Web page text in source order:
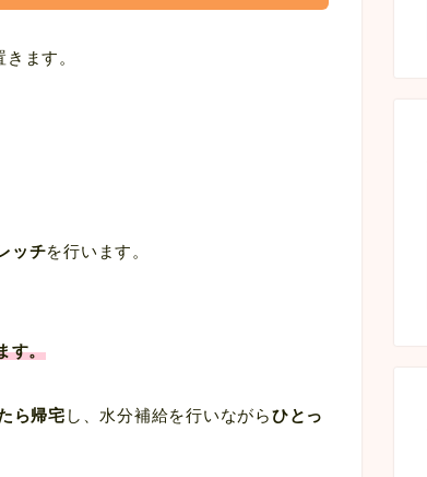
ます。
ッチを行います。
す。
ら帰宅 し、水分補給を行いながらひとっ